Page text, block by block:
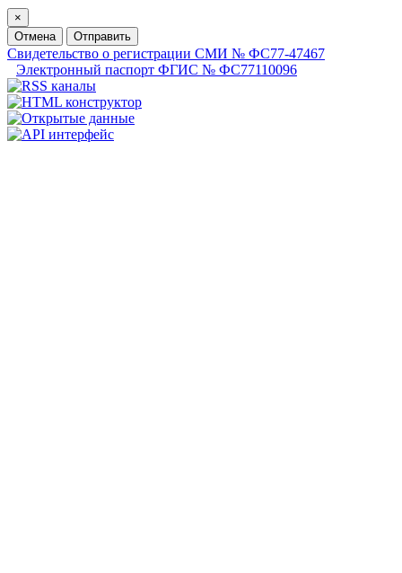
×
Отмена
Отправить
Свидетельство о регистрации СМИ № ФС77-47467
Электронный паспорт ФГИС № ФС77110096